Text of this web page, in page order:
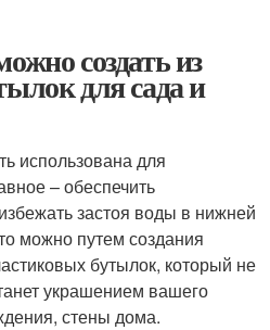
создать из
для сада и
использована для
– обеспечить
застоя воды в нижней
можно путем создания
бутылок, который не
украшением вашего
стены дома.